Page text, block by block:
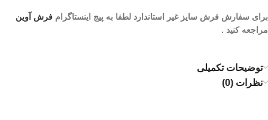
برای سفارش فرش سایز غیر استاندارد لطفا به پیج اینستاگرام فرش آوین
مراجعه کنید .
توضیحات تکمیلی
نظرات (0)